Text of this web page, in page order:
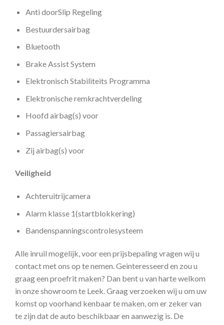
Anti doorSlip Regeling
Bestuurdersairbag
Bluetooth
Brake Assist System
Elektronisch Stabiliteits Programma
Elektronische remkrachtverdeling
Hoofd airbag(s) voor
Passagiersairbag
Zij airbag(s) voor
Veiligheid
Achteruitrijcamera
Alarm klasse 1(startblokkering)
Bandenspanningscontrolesysteem
Alle inruil mogelijk, voor een prijsbepaling vragen wij u
contact met ons op te nemen. Geinteresseerd en zou u
graag een proefrit maken? Dan bent u van harte welkom
in onze showroom te Leek. Graag verzoeken wij u om uw
komst op voorhand kenbaar te maken, om er zeker van
te zijn dat de auto beschikbaar en aanwezig is. De